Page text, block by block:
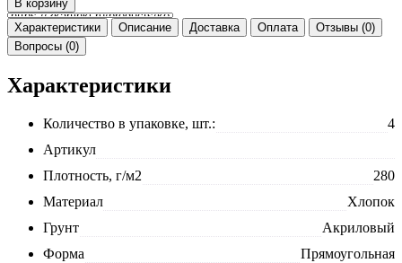
Характеристики Описание Доставка Оплата
Отзывы (0)
Вопросы (0)
Характеристики
Количество в упаковке, шт.:
4
Артикул
Плотность, г/м2
280
Материал
Хлопок
Грунт
Акриловый
Форма
Прямоугольная